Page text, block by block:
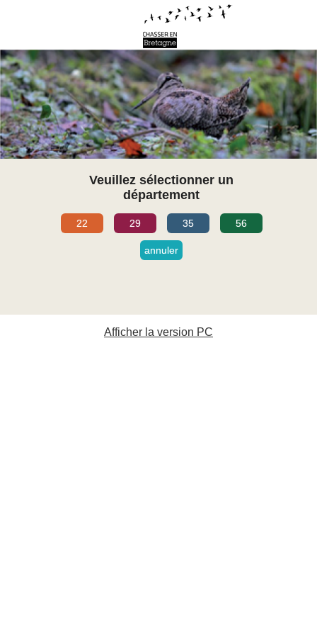
Veuillez sélectionner un
département
22 29 35 56
annuler
Afficher la version PC